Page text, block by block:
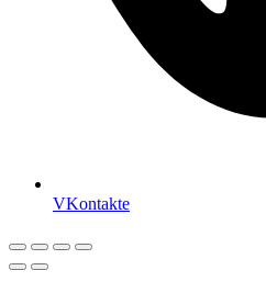
VKontakte